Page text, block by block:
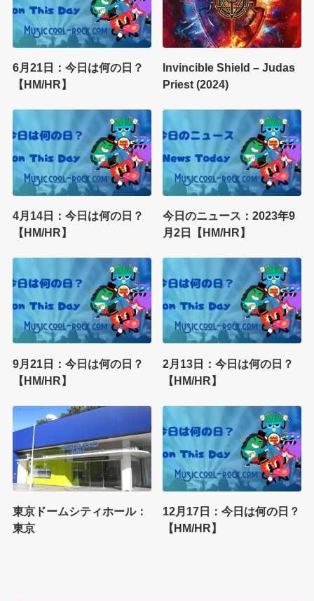
6月21日：今日は何の日？
【HM/HR】
Invincible Shield – Judas
Priest (2024)
4月14日：今日は何の日？
【HM/HR】
今日のニュース：2023年9
月2日【HM/HR】
9月21日：今日は何の日？
【HM/HR】
2月13日：今日は何の日？
【HM/HR】
東京ドームシティホール：
東京
12月17日：今日は何の日？
【HM/HR】